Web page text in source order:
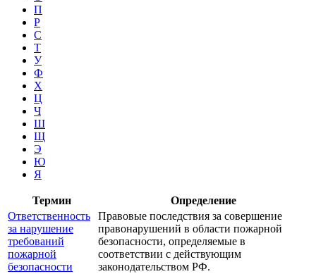
П
Р
С
Т
У
Ф
Х
Ц
Ч
Ш
Щ
Э
Ю
Я
Термин
Определение
Ответственность
за нарушение
требований
пожарной
безопасности
Правовые последствия за совершение
правонарушений в области пожарной
безопасности, определяемые в
соответствии с действующим
законодательством РФ.